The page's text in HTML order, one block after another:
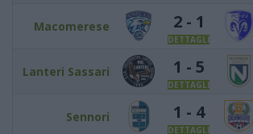
Macomerese 2 - 1
DETTAGLI
Lanteri Sassari 1 - 5
DETTAGLI
Sennori 1 - 4
DETTAGLI